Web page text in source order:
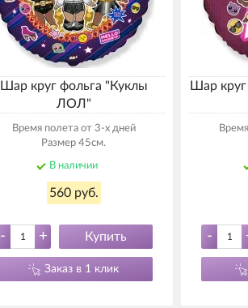
Шар круг фольга "Куклы
ЛОЛ"
Время полета от 3-х дней
Размер 45см.
В наличии
560 руб.
- + Купить
Заказ в 1 клик
Шар
-